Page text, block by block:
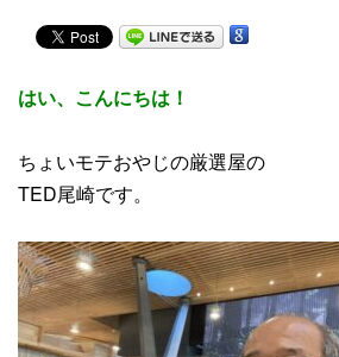
はい、こんにちは！
ちょいモテおやじの厳選屋の
TED尾崎です。